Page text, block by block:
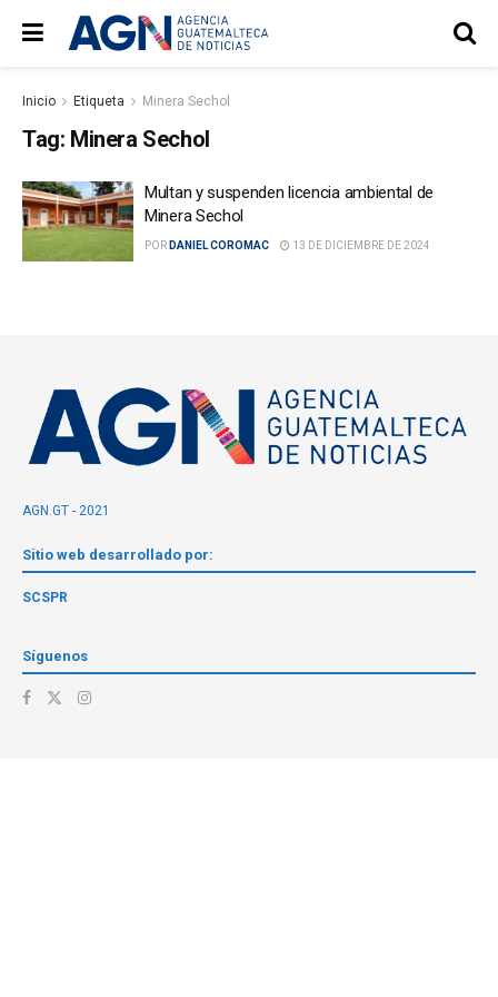
Inicio Etiqueta Minera Sechol
Tag: Minera Sechol
Multan y suspenden licencia ambiental de
Minera Sechol
POR DANIEL COROMAC 13 DE DICIEMBRE DE 2024
AGN.GT - 2021
Sitio web desarrollado por:
SCSPR
Síguenos